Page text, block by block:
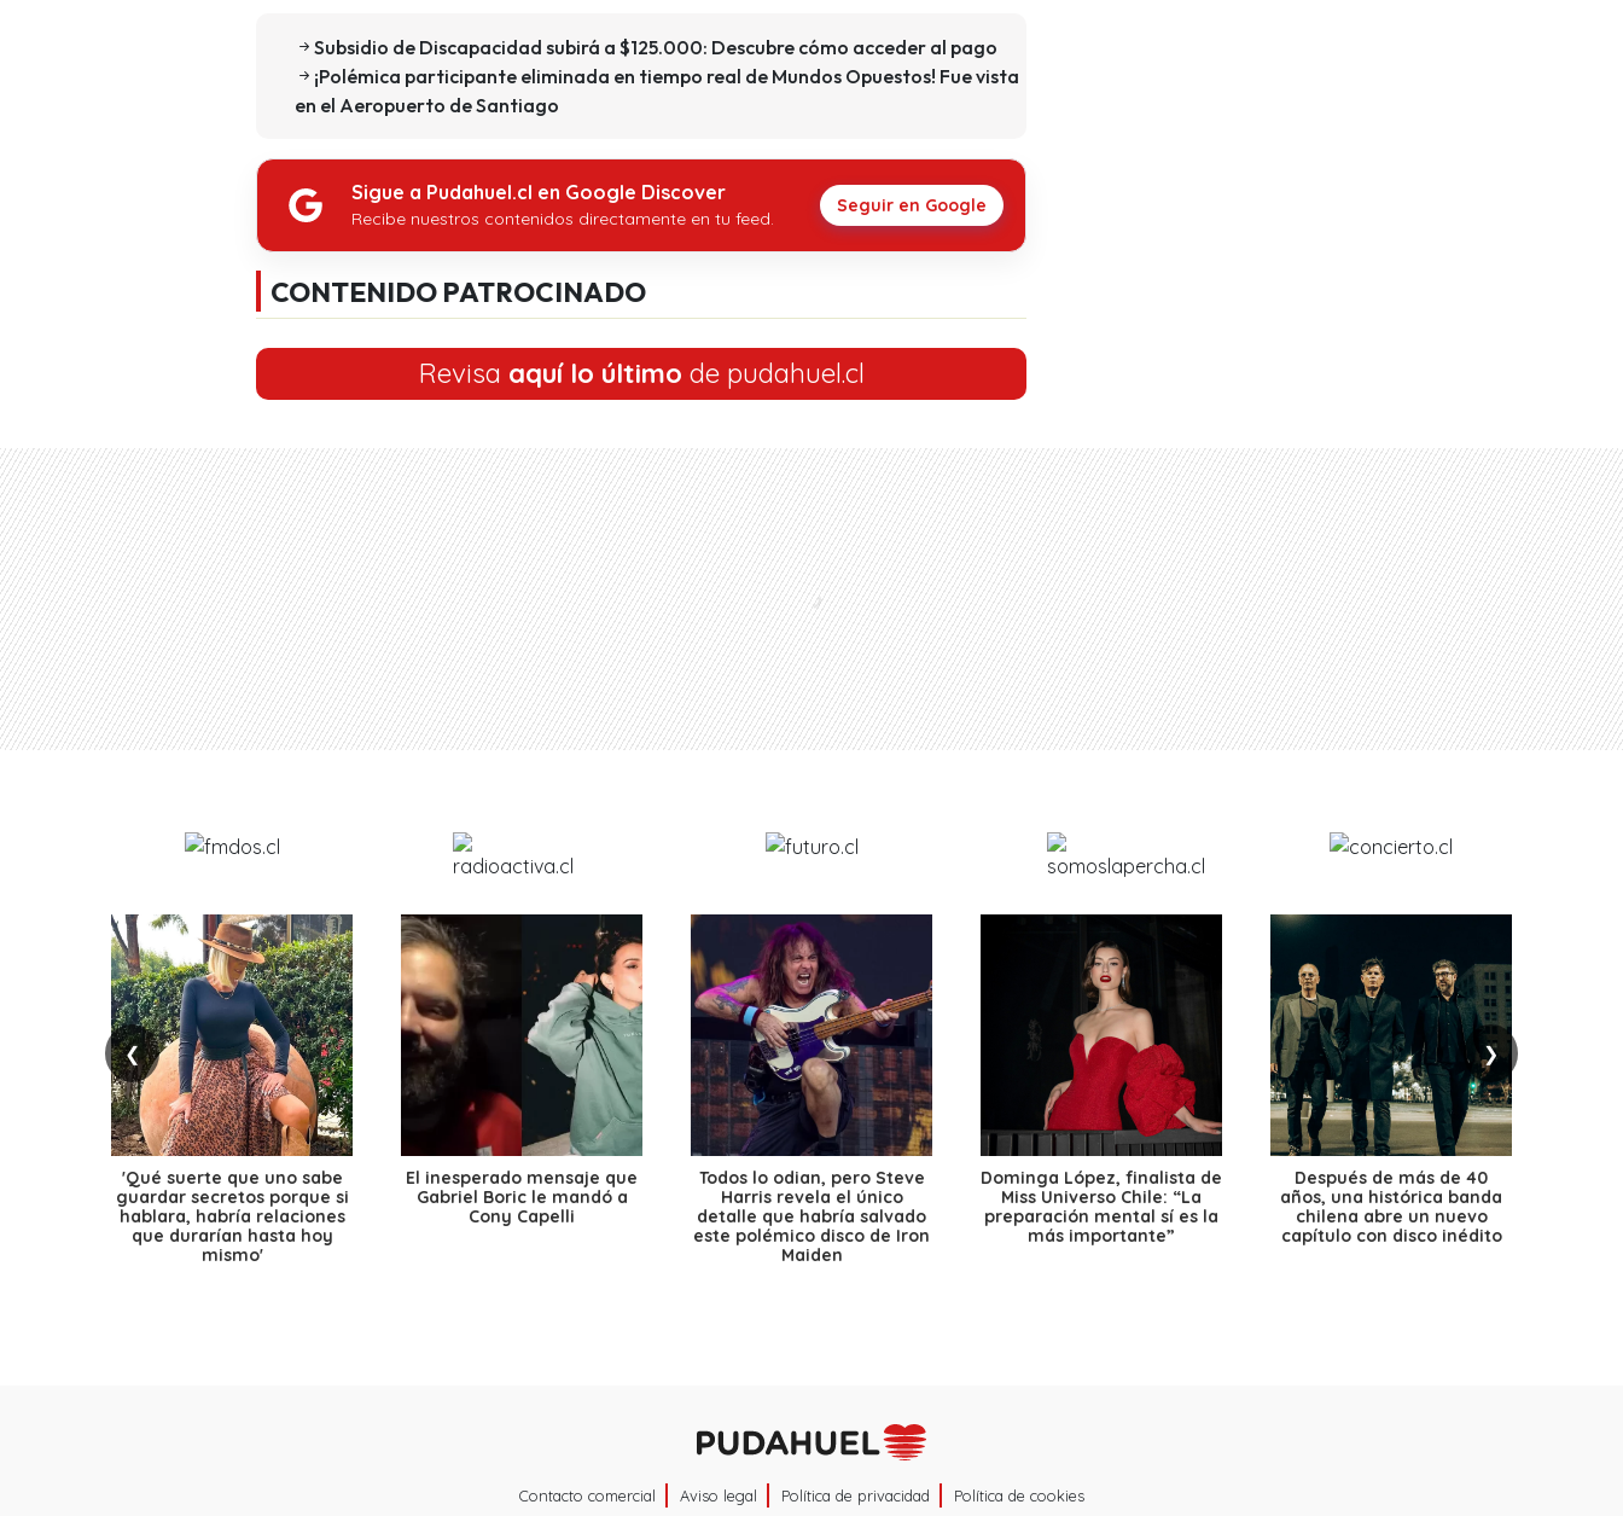
Subsidio de Discapacidad subirá a $125.000: Descubre cómo acceder al pago
¡Polémica participante eliminada en tiempo real de Mundos Opuestos! Fue vista
en el Aeropuerto de Santiago
Sigue a Pudahuel.cl en Google Discover
Recibe nuestros contenidos directamente en tu feed.
Seguir en Google
CONTENIDO PATROCINADO
Revisa aquí lo último de pudahuel.cl
❮ ❯
'Qué suerte que uno sabe
guardar secretos porque si
hablara, habría relaciones
que durarían hasta hoy
mismo'
El inesperado mensaje que
Gabriel Boric le mandó a
Cony Capelli
Todos lo odian, pero Steve
Harris revela el único
detalle que habría salvado
este polémico disco de Iron
Maiden
Dominga López, finalista de
Miss Universo Chile: “La
preparación mental sí es la
más importante”
Después de más de 40
años, una histórica banda
chilena abre un nuevo
capítulo con disco inédito
Contacto comercial Aviso legal Política de privacidad Política de cookies